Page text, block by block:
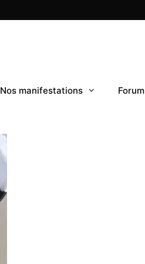
Nos manifestations Forum